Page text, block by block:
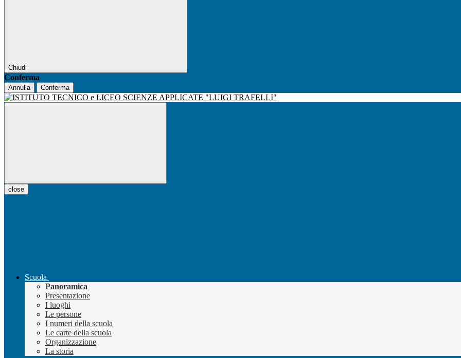
Chiudi
Conferma
Annulla Conferma
close
Scuola
Panoramica
Presentazione
I luoghi
Le persone
I numeri della scuola
Le carte della scuola
Organizzazione
La storia